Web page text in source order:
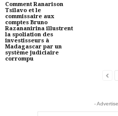
Comment Ranarison
Tsilavo et le
commissaire aux
comptes Bruno
Razananirina illustrent
la spoliation des
investisseurs à
Madagascar par un
système judiciaire
corrompu
-